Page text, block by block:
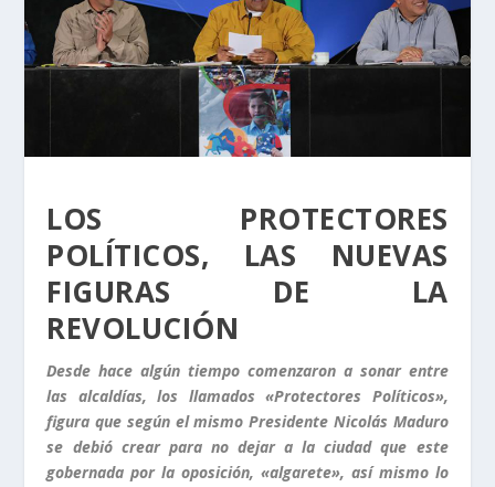
LOS PROTECTORES
POLÍTICOS, LAS NUEVAS
FIGURAS DE LA
REVOLUCIÓN
Desde hace algún tiempo comenzaron a sonar entre
las alcaldías, los llamados «Protectores Políticos»,
figura que según el mismo Presidente Nicolás Maduro
se debió crear para no dejar a la ciudad que este
gobernada por la oposición, «algarete», así mismo lo